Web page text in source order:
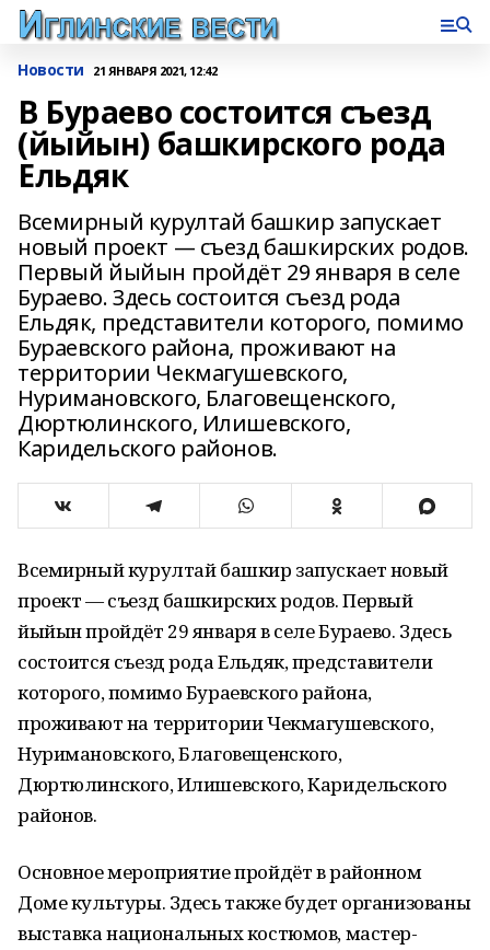
Новости 21 ЯНВАРЯ 2021, 12:42
В Бураево состоится съезд
(йыйын) башкирского рода
Ельдяк
Всемирный курултай башкир запускает
новый проект — съезд башкирских родов.
Первый йыйын пройдёт 29 января в селе
Бураево. Здесь состоится съезд рода
Ельдяк, представители которого, помимо
Бураевского района, проживают на
территории Чекмагушевского,
Нуримановского, Благовещенского,
Дюртюлинского, Илишевского,
Каридельского районов.
Всемирный курултай башкир запускает новый
проект — съезд башкирских родов. Первый
йыйын пройдёт 29 января в селе Бураево. Здесь
состоится съезд рода Ельдяк, представители
которого, помимо Бураевского района,
проживают на территории Чекмагушевского,
Нуримановского, Благовещенского,
Дюртюлинского, Илишевского, Каридельского
районов.
Основное мероприятие пройдёт в районном
Доме культуры. Здесь также будет организованы
выставка национальных костюмов, мастер-